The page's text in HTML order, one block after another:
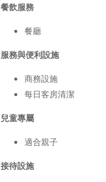
餐飲服務
餐廳
服務與便利設施
商務設施
每日客房清潔
兒童專屬
適合親子
接待設施